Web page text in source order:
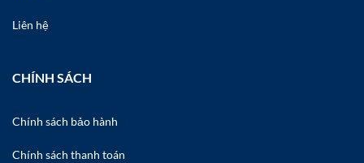
Liên hệ
CHÍNH SÁCH
Chính sách bảo hành
Chính sách thanh toán